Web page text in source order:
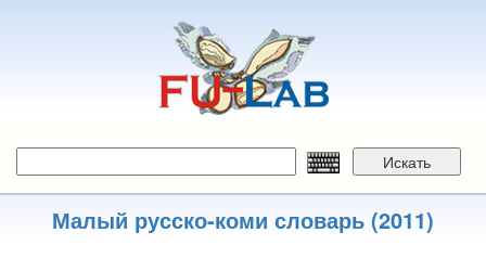
Искать
Малый русско-коми словарь (2011)